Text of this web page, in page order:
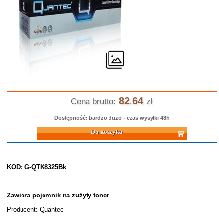
Cena brutto: 82.64 zł
Dostępność: bardzo dużo - czas wysyłki 48h
Do koszyka
KOD: G-QTK8325Bk
Zawiera pojemnik na zużyty toner
Producent: Quantec